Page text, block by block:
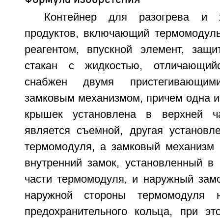
Контейнер для разогрева и
продуктов, включающий
реагентом, впускной элемент,
стакан с жидкостью,
снабжен двумя
замковым механизмом, причем одна
крышек установлена в верхней
является съемной, другая
термомодуля, а замковый механизм
внутренний замок, установленный в
части термомодуля, и наружный
наружной стороны термомодуля
предохранительного кольца, при